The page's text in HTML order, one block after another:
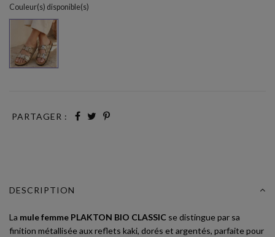
Couleur(s) disponible(s)
TREBOL-314
PARTAGER :
DESCRIPTION
La mule femme PLAKTON BIO CLASSIC se distingue par sa
finition métallisée aux reflets kaki, dorés et argentés, parfaite pour